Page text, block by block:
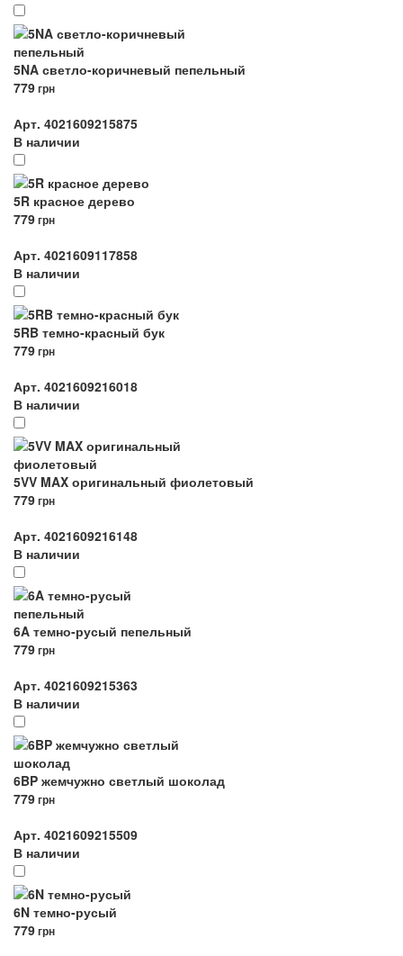
5NA светло-коричневый пепельный
779грн
Арт. 4021609215875
В наличии
5R красное дерево
779грн
Арт. 4021609117858
В наличии
5RB темно-красный бук
779грн
Арт. 4021609216018
В наличии
5VV MAX оригинальный фиолетовый
779грн
Арт. 4021609216148
В наличии
6A темно-русый пепельный
779грн
Арт. 4021609215363
В наличии
6BP жемчужно светлый шоколад
779грн
Арт. 4021609215509
В наличии
6N темно-русый
779грн